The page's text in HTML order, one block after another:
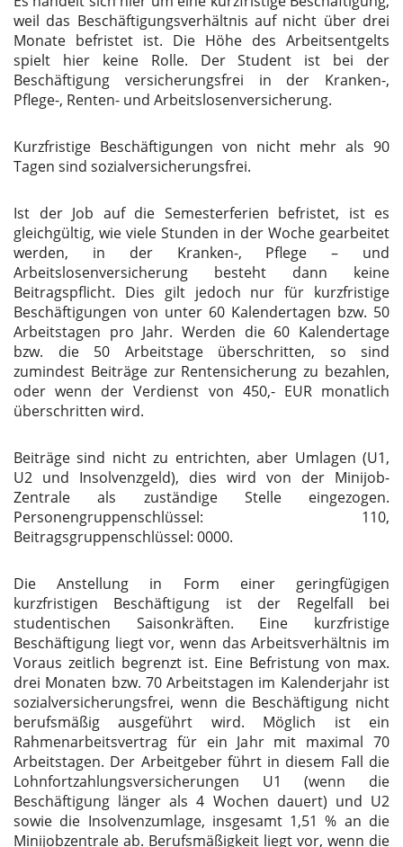
weil das Beschäftigungsverhältnis auf nicht über drei
Monate befristet ist. Die Höhe des Arbeitsentgelts
spielt hier keine Rolle. Der Student ist bei der
Beschäftigung versicherungsfrei in der Kranken-,
Pflege-, Renten- und Arbeitslosenversicherung.
Kurzfristige Beschäftigungen von nicht mehr als 90
Tagen sind sozialversicherungsfrei.
Ist der Job auf die Semesterferien befristet, ist es
gleichgültig, wie viele Stunden in der Woche gearbeitet
werden, in der Kranken-, Pflege – und
Arbeitslosenversicherung besteht dann keine
Beitragspflicht. Dies gilt jedoch nur für kurzfristige
Beschäftigungen von unter 60 Kalendertagen bzw. 50
Arbeitstagen pro Jahr. Werden die 60 Kalendertage
bzw. die 50 Arbeitstage überschritten, so sind
zumindest Beiträge zur Rentensicherung zu bezahlen,
oder wenn der Verdienst von 450,- EURmonatlich
überschritten wird.
Beiträge sind nicht zu entrichten, aber Umlagen (U1,
U2 und Insolvenzgeld), dies wird von der Minijob-
Zentrale als zuständige Stelle eingezogen.
Personengruppenschlüssel: 110,
Beitragsgruppenschlüssel: 0000.
Die Anstellung in Form einer geringfügigen
kurzfristigen Beschäftigung ist der Regelfall bei
studentischen Saisonkräften. Eine kurzfristige
Beschäftigung liegt vor, wenn das Arbeitsverhältnis im
Voraus zeitlich begrenzt ist. Eine Befristung von max.
drei Monaten bzw. 70 Arbeitstagen im Kalenderjahr ist
sozialversicherungsfrei, wenn die Beschäftigung nicht
berufsmäßig ausgeführt wird. Möglich ist ein
Rahmenarbeitsvertrag für ein Jahr mit maximal 70
Arbeitstagen. Der Arbeitgeber führt in diesem Fall die
Lohnfortzahlungsversicherungen U1 (wenn die
Beschäftigung länger als 4 Wochen dauert) und U2
sowie die Insolvenzumlage, insgesamt 1,51 % an die
Minijobzentrale ab. Berufsmäßigkeit liegt vor, wenn die